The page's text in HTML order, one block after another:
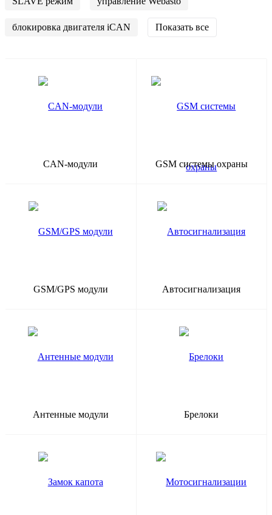
блокировка двигателя iCAN Показать все
CAN-модули GSM системы охраны
GSM/GPS модули Автосигнализация
Антенные модули Брелоки